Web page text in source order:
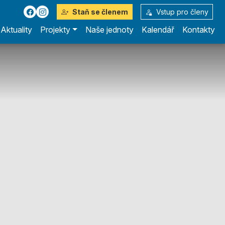
Staň se členem Vstup pro členy
Aktuality Projekty Naše jednoty Kalendář Kontakty